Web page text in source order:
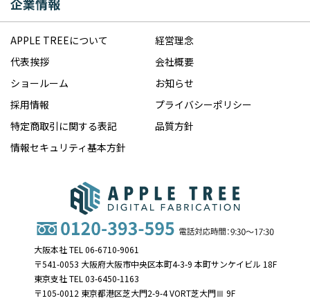
APPLE TREEについて
経営理念
代表挨拶
会社概要
ショールーム
お知らせ
採用情報
プライバシーポリシー
特定商取引に関する表記
品質方針
情報セキュリティ基本方針
大阪本社 TEL 06-6710-9061
〒541-0053 大阪府大阪市中央区本町4-3-9 本町サンケイビル 18F
東京支社 TEL 03-6450-1163
〒105-0012 東京都港区芝大門2-9-4 VORT芝大門Ⅲ 9F